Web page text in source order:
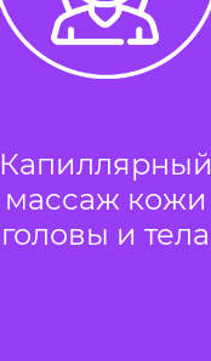
Капиллярный
массаж кожи
головы и тела